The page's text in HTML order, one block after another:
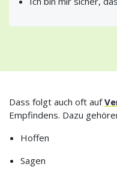
Dass folgt auch oft auf
Empfindens. Dazu
Hoffen
Sagen